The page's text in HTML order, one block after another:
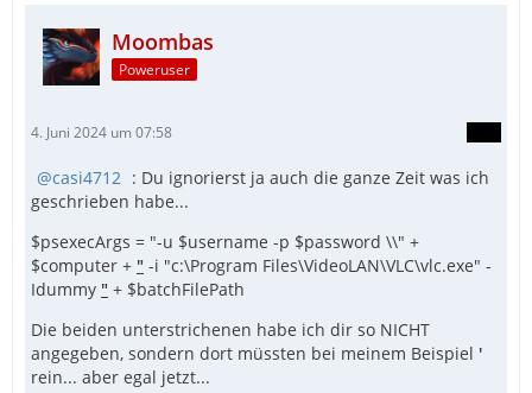
Moombas
Poweruser
4. Juni 2024 um 07:58
casi4712 : Du ignorierst ja auch die ganze Zeit was ich
geschrieben habe...
$psexecArgs = "-u $username -p $password \\" +
$computer + " -i "c:\Program Files\VideoLAN\VLC\vlc.exe" -
Idummy " + $batchFilePath
Die beiden unterstrichenen habe ich dir so NICHT
angegeben, sondern dort müssten bei meinem Beispiel '
rein... aber egal jetzt...